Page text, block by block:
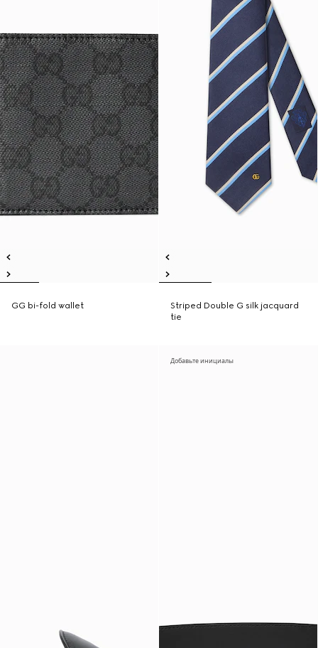
GG bi-fold wallet
Striped Double G silk jacquard
tie
Добавьте инициалы